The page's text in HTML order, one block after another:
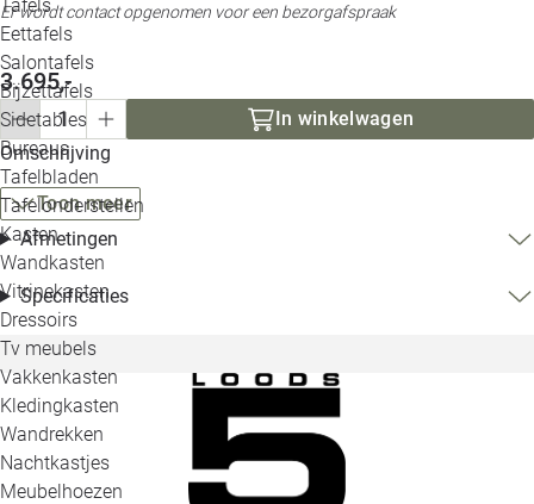
Tafels
Eettafels
Salontafels
Bijzettafels
Sidetables
Bureaus
Tafelbladen
Tafelonderstellen
Kasten
Wandkasten
Vitrinekasten
Dressoirs
Tv meubels
Vakkenkasten
Kledingkasten
Wandrekken
Nachtkastjes
Meubelhoezen
Er wordt contact opgenomen voor een bezorgafspraak
3.695,-
In winkelwagen
Omschrijving
Toon meer
Afmetingen
Specificaties